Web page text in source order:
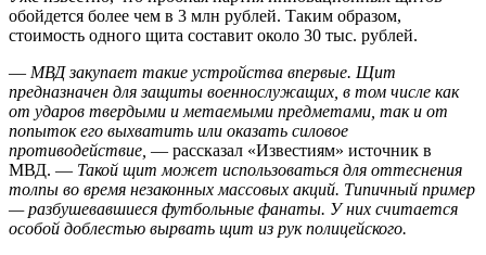
обойдется более чем в 3 млн рублей. Таким образом,
стоимость одного щита составит около 30 тыс. рублей.
— МВД закупает такие устройства впервые. Щит
предназначен для защиты военнослужащих, в том числе как
от ударов твердыми и метаемыми предметами, так и от
попыток его выхватить или оказать силовое
противодействие, — рассказал «Известиям» источник в
МВД. — Такой щит может использоваться для оттеснения
толпы во время незаконных массовых акций. Типичный пример
— разбушевавшиеся футбольные фанаты. У них считается
особой доблестью вырвать щит из рук полицейского.